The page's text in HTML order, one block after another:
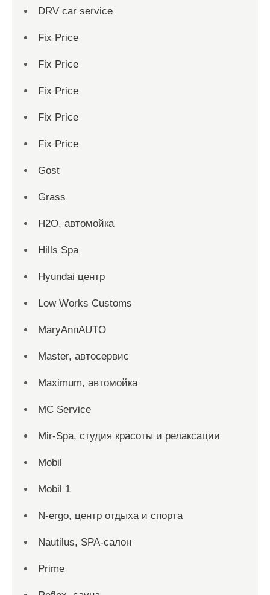
DRV car service
Fix Price
Fix Price
Fix Price
Fix Price
Fix Price
Gost
Grass
H2O, автомойка
Hills Spa
Hyundai центр
Low Works Customs
MaryAnnAUTO
Master, автосервис
Maximum, автомойка
MC Service
Mir-Spa, студия красоты и релаксации
Mobil
Mobil 1
N-ergo, центр отдыха и спорта
Nautilus, SPA-салон
Prime